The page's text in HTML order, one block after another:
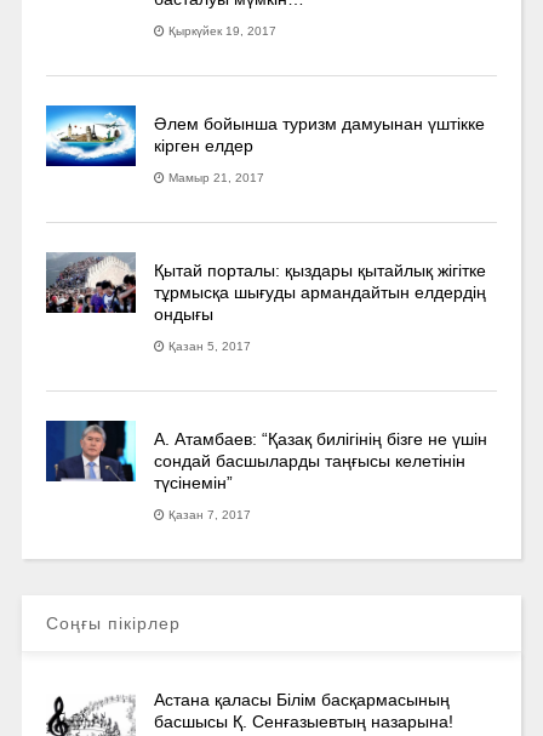
Қыркүйек 19, 2017
Әлем бойынша туризм дамуынан үштікке
кірген елдер
Мамыр 21, 2017
Қытай порталы: қыздары қытайлық жігітке
тұрмысқа шығуды армандайтын елдердің
ондығы
Қазан 5, 2017
А. Атамбаев: “Қазақ билігінің бізге не үшін
сондай басшыларды таңғысы келетінін
түсінемін”
Қазан 7, 2017
Соңғы пікірлер
Астана қаласы Білім басқармасының
басшысы Қ. Сенғазыевтың назарына!